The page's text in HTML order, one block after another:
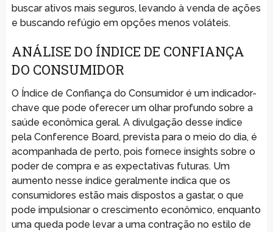
buscar ativos mais seguros, levando à venda de ações
e buscando refúgio em opções menos voláteis.
ANÁLISE DO ÍNDICE DE CONFIANÇA
DO CONSUMIDOR
O Índice de Confiança do Consumidor é um indicador-
chave que pode oferecer um olhar profundo sobre a
saúde econômica geral. A divulgação desse índice
pela Conference Board, prevista para o meio do dia, é
acompanhada de perto, pois fornece insights sobre o
poder de compra e as expectativas futuras. Um
aumento nesse índice geralmente indica que os
consumidores estão mais dispostos a gastar, o que
pode impulsionar o crescimento econômico, enquanto
uma queda pode levar a uma contração no estilo de